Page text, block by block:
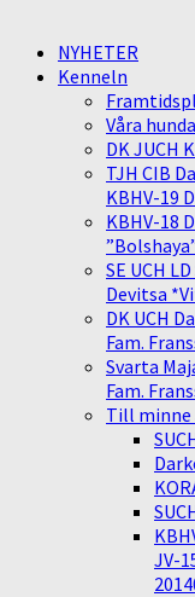
NYHETER
Kenneln
Våra
DK JUCH
TJH CIB
KBHV-19
KBHV-18
SE UCH
Devitsa
DK UCH
Fam.
Svarta
Fam.
Till minne
JV-